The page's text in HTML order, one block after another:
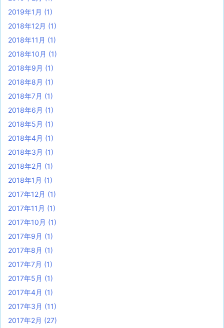
2019年1月 (1)
2018年12月 (1)
2018年11月 (1)
2018年10月 (1)
2018年9月 (1)
2018年8月 (1)
2018年7月 (1)
2018年6月 (1)
2018年5月 (1)
2018年4月 (1)
2018年3月 (1)
2018年2月 (1)
2018年1月 (1)
2017年12月 (1)
2017年11月 (1)
2017年10月 (1)
2017年9月 (1)
2017年8月 (1)
2017年7月 (1)
2017年5月 (1)
2017年4月 (1)
2017年3月 (11)
2017年2月 (27)